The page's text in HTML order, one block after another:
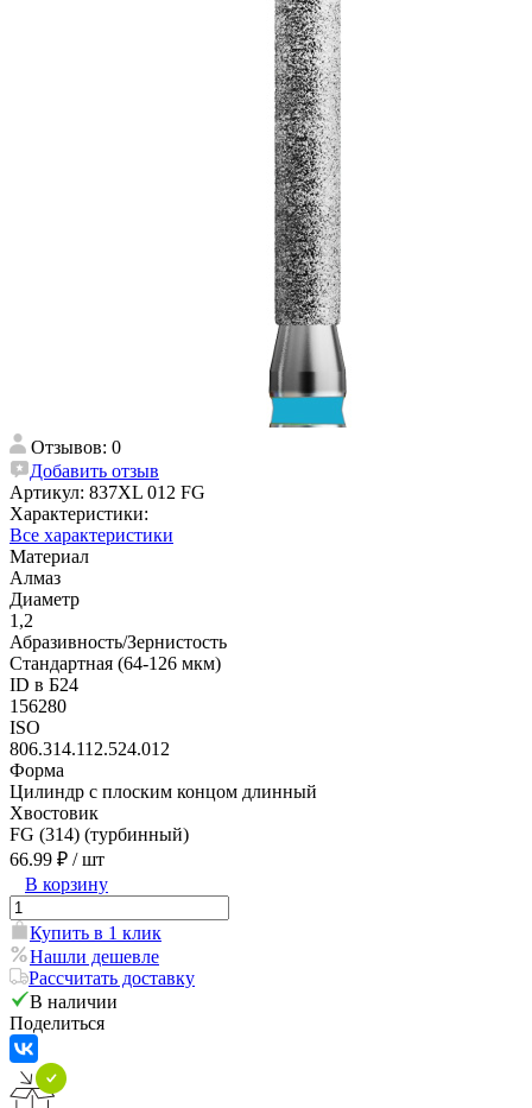
Отзывов: 0
Добавить отзыв
Артикул: 837XL 012 FG
Характеристики:
Все характеристики
Материал
Алмаз
Диаметр
1,2
Абразивность/Зернистость
Стандартная (64-126 мкм)
ID в Б24
156280
ISO
806.314.112.524.012
Форма
Цилиндр с плоским концом длинный
Хвостовик
FG (314) (турбинный)
66.99 ₽ / шт
В корзину
Купить в 1 клик
Нашли дешевле
Рассчитать доставку
В наличии
Поделиться